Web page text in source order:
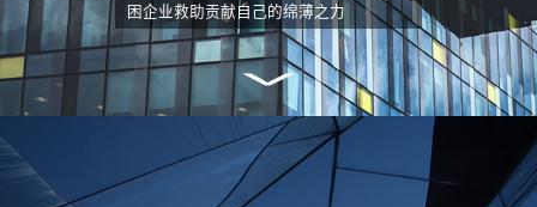
法律、财务、税务、投融资、产（股）权
交易及经营管理等领域具备丰富专业知识
和多年实务经验的复合型人才团队。截至
目前，公司管理服务企业200多家，清理
不良资产超过1000亿元，涉及职工及各
类债权人超过10万人，服务领域涵盖房地
产开发、制造业、农牧业、新能源、矿产
困企业救助贡献自己的绵薄之力